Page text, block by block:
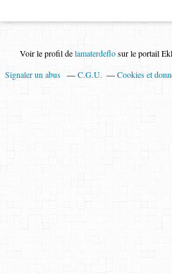
Voir le profil delamaterdeflosur le portail
Signaler un abus
C.G.U. Cookies et